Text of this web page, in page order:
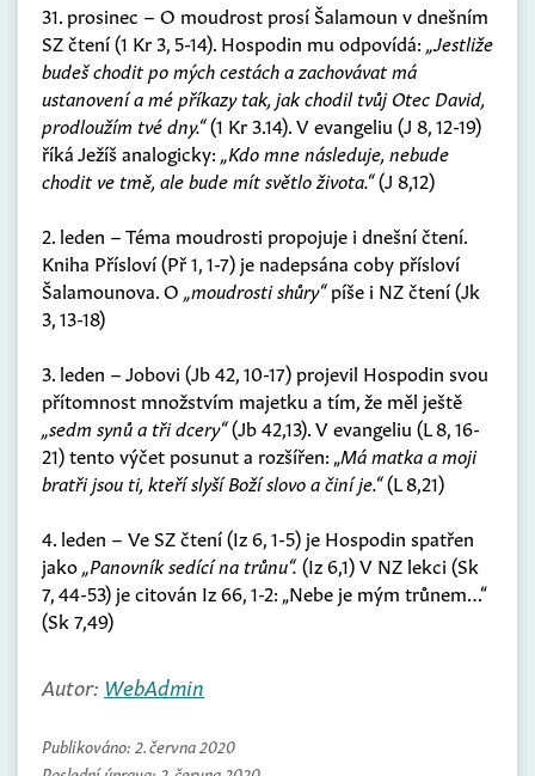
31. prosinec – O moudrost prosí Šalamoun v dnešním
SZ čtení (1 Kr 3, 5-14). Hospodin mu odpovídá: „Jestliže
budeš chodit po mých cestách a zachovávat má
ustanovení a mé příkazy tak, jak chodil tvůj Otec David,
prodloužím tvé dny.“(1 Kr 3.14). V evangeliu (J 8, 12-19)
říká Ježíš analogicky: „Kdo mne následuje, nebude
chodit ve tmě, ale bude mít světlo života.“(J 8,12)
2. leden – Téma moudrosti propojuje i dnešní čtení.
Kniha Přísloví (Př 1, 1-7) je nadepsána coby přísloví
Šalamounova. O „moudrosti shůry“píše i NZ čtení (Jk
3, 13-18)
3. leden – Jobovi (Jb 42, 10-17) projevil Hospodin svou
přítomnost množstvím majetku a tím, že měl ještě
„sedm synů a tři dcery“(Jb 42,13). V evangeliu (L 8, 16-
21) tento výčet posunut a rozšířen: „Má matka a moji
bratři jsou ti, kteří slyší Boží slovo a činí je.“(L 8,21)
4. leden – Ve SZ čtení (Iz 6, 1-5) je Hospodin spatřen
jako„Panovník sedící na trůnu“.(Iz 6,1) V NZ lekci (Sk
7, 44-53) je citován Iz 66, 1-2: „Nebe je mým trůnem…“
(Sk 7,49)
Autor: WebAdmin
Publikováno: 2. června 2020